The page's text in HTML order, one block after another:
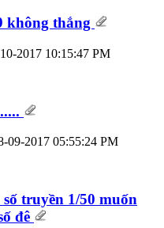
không thắng
2017 10:15:47 PM
09-2017 05:55:24 PM
truyền 1/50 muốn
đê